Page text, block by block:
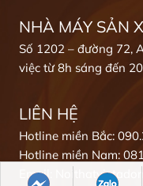
NHÀ MÁY SẢN
Số 1202 – đường 72,
việc từ 8h sáng đến
LIÊN HỆ
Hotline miền Bắc:
Hotline miền Nam:
Email: